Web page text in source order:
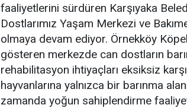
faaliyetlerini sürdüren Karşıyaka
Dostlarımız Yaşam Merkezi ve
olmaya devam ediyor. Örnekköy
gösteren merkezde can dostların
rehabilitasyon ihtiyaçları eksiksiz
hayvanlarına yalnızca bir barınma
zamanda yoğun sahiplendirme